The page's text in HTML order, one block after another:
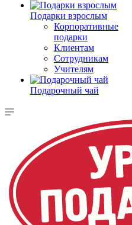
Подарки взрослым
Корпоративные
подарки
Клиентам
Сотрудникам
Учителям
Подарочный чай